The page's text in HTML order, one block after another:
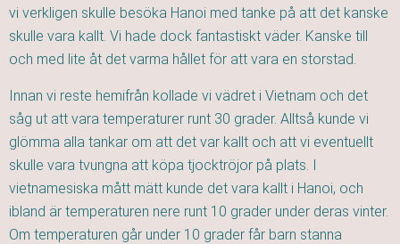
vi verkligen skulle besöka Hanoi med tanke på att det kanske
skulle vara kallt. Vi hade dock fantastiskt väder. Kanske till
och med lite åt det varma hållet för att vara en storstad.
Innan vi reste hemifrån kollade vi vädret i Vietnam och det
såg ut att vara temperaturer runt 30 grader. Alltså kunde vi
glömma alla tankar om att det var kallt och att vi eventuellt
skulle vara tvungna att köpa tjocktröjor på plats. I
vietnamesiska mått mätt kunde det vara kallt i Hanoi, och
ibland är temperaturen nere runt 10 grader under deras vinter.
Om temperaturen går under 10 grader får barn stanna